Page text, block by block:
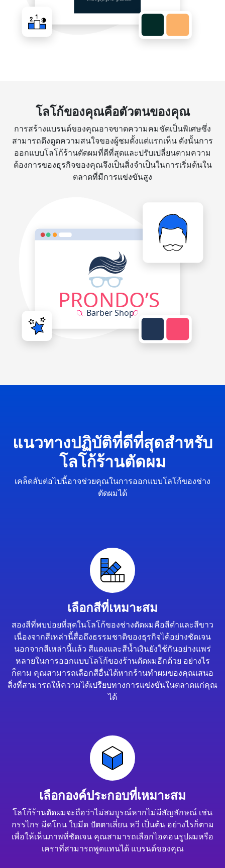
โลโก้ของคุณคือตัวตนของคุณ
การสร้างแบรนด์ของคุณอาจขาดความคมชัดเป็นพิเศษซึ่ง
สามารถดึงดูดความสนใจของผู้ชมตั้งแต่แรกเห็น ดังนั้นการ
ออกแบบโลโก้ร้านตัดผมที่ดีที่สุดและปรับเปลี่ยนตามความ
ต้องการของธุรกิจของคุณจึงเป็นสิ่งจำเป็นในการเริ่มต้นใน
ตลาดที่มีการแข่งขันสูง
แนวทางปฏิบัติที่ดีที่สุดสำหรับ
โลโก้ร้านตัดผม
เคล็ดลับต่อไปนี้อาจช่วยคุณในการออกแบบโลโก้ของช่าง
ตัดผมได้
เลือกสีที่เหมาะสม
สองสีที่พบบ่อยที่สุดในโลโก้ของช่างตัดผมคือสีดำและสีขาว
เนื่องจากสีเหล่านี้สื่อถึงธรรมชาติของธุรกิจได้อย่างชัดเจน
นอกจากสีเหล่านี้แล้ว สีแดงและสีน้ำเงินยังใช้กันอย่างแพร่
หลายในการออกแบบโลโก้ของร้านตัดผมอีกด้วย อย่างไร
ก็ตาม คุณสามารถเลือกสีอื่นได้หากร้านทำผมของคุณเสนอ
สิ่งที่สามารถให้ความได้เปรียบทางการแข่งขันในตลาดแก่คุณ
ได้
เลือกองค์ประกอบที่เหมาะสม
โลโก้ร้านตัดผมจะถือว่าไม่สมบูรณ์หากไม่มีสัญลักษณ์ เช่น
กรรไกร มีดโกน ใบมีด ปัตตาเลี่ยน หวี เป็นต้น อย่างไรก็ตาม
เพื่อให้เห็นภาพที่ชัดเจน คุณสามารถเลือกไอคอนรูปผมหรือ
เคราที่สามารถพูดแทนได้ แบรนด์ของคุณ